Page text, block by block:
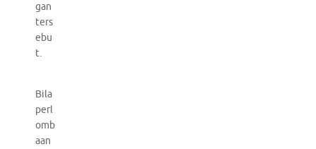
gan
ters
ebu
t.
Bila
perl
omb
aan